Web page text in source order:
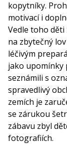
kopytníky.
motivací i
Vedle toho
na zbytečný
léčivým
jako upomínky
seznámili s
spravedlivý
zemích je
se zárukou
zábavu zbyl
fotografiích.